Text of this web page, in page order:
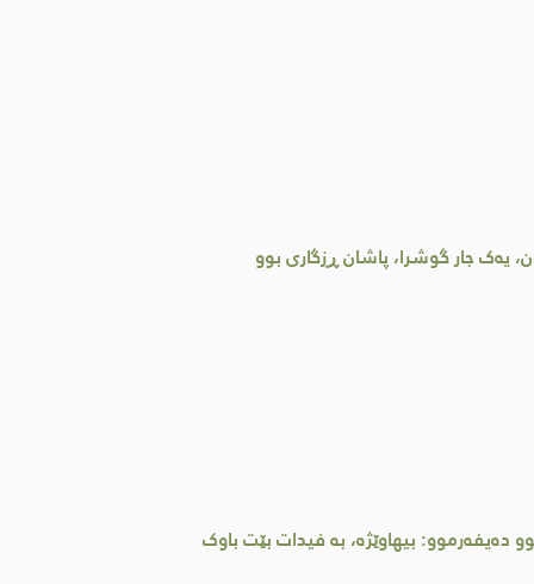
یەک جار گوشرا، پاشان ڕزگاری بوو
بیهاوێژە، بە فیدات بێت باوک